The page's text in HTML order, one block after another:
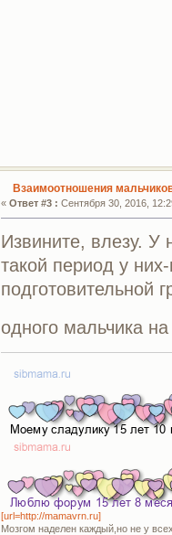
Взаимоотношения
«Ответ #3 : Сентября 30, 2016,
Извините, влезу. У
такой период у
подготовительной
одного мальчика
[url=http://mamavrn.ru]
Мозгом наделен каждый,но не у